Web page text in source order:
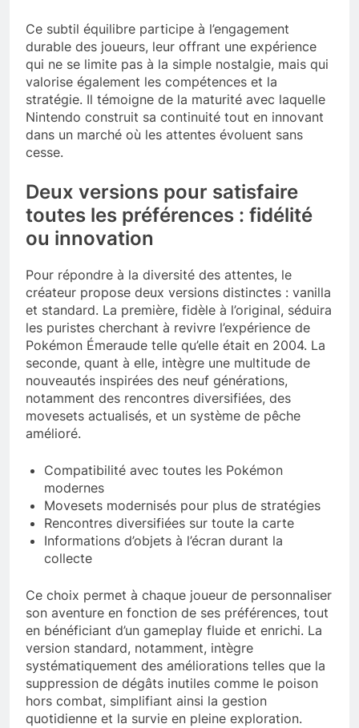
Ce subtil équilibre participe à l’engagement
durable des joueurs, leur offrant une expérience
qui ne se limite pas à la simple nostalgie, mais qui
valorise également les compétences et la
stratégie. Il témoigne de la maturité avec laquelle
Nintendo construit sa continuité tout en innovant
dans un marché où les attentes évoluent sans
cesse.
Deux versions pour satisfaire
toutes les préférences : fidélité
ou innovation
Pour répondre à la diversité des attentes, le
créateur propose deux versions distinctes : vanilla
et standard. La première, fidèle à l’original, séduira
les puristes cherchant à revivre l’expérience de
Pokémon Émeraude telle qu’elle était en 2004. La
seconde, quant à elle, intègre une multitude de
nouveautés inspirées des neuf générations,
notamment des rencontres diversifiées, des
movesets actualisés, et un système de pêche
amélioré.
Compatibilité avec toutes les Pokémon
modernes
Movesets modernisés pour plus de stratégies
Rencontres diversifiées sur toute la carte
Informations d’objets à l’écran durant la
collecte
Ce choix permet à chaque joueur de personnaliser
son aventure en fonction de ses préférences, tout
en bénéficiant d’un gameplay fluide et enrichi. La
version standard, notamment, intègre
systématiquement des améliorations telles que la
suppression de dégâts inutiles comme le poison
hors combat, simplifiant ainsi la gestion
quotidienne et la survie en pleine exploration.